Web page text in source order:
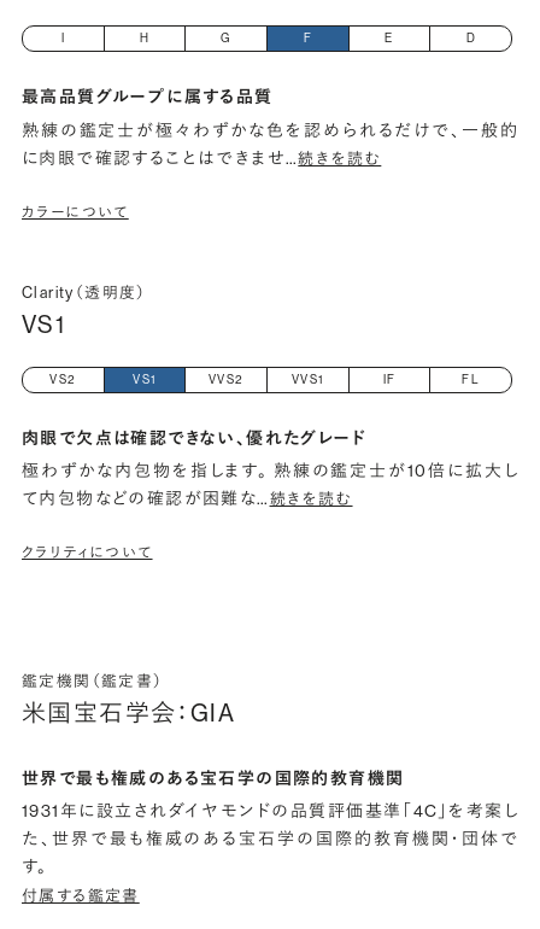
H G F E D
最高品質グループに属する品質
熟練の鑑定士が極々わずかな色を認められるだけで、一般的
に肉眼で確認することはできませ…続きを読む
カラーについて
Clarity（透明度）
VS1
VS2 VS1 VVS2 VVS1 IF FL
肉眼で欠点は確認できない、優れたグレード
極わずかな内包物を指します。 熟練の鑑定士が10倍に拡大し
て内包物などの確認が困難な… 続きを読む
クラリティについて
鑑定機関（鑑定書）
米国宝石学会：GIA
世界で最も権威のある宝石学の国際的教育機関
1931年に設立されダイヤモンドの品質評価基準「4C」を考案し
た、世界で最も権威のある宝石学の国際的教育機関・団体で
す。
付属する鑑定書